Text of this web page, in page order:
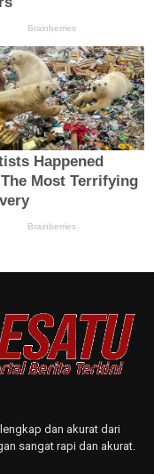
dan akurat dari
sangat rapi dan akurat.